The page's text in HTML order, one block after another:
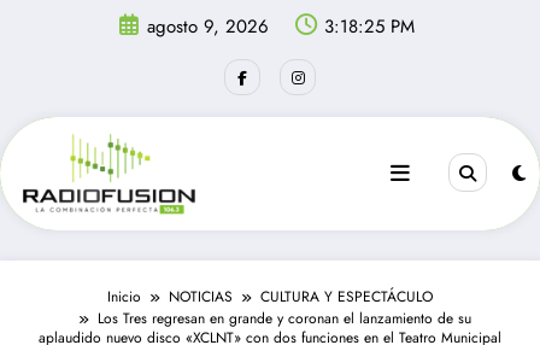
agosto 9, 2026 3:18:25 PM
Inicio NOTICIAS
CULTURA Y ESPECTÁCULO
Los Tres regresan en grande y coronan el lanzamiento de su
aplaudido nuevo disco «XCLNT» con dos funciones en el Teatro Municipal